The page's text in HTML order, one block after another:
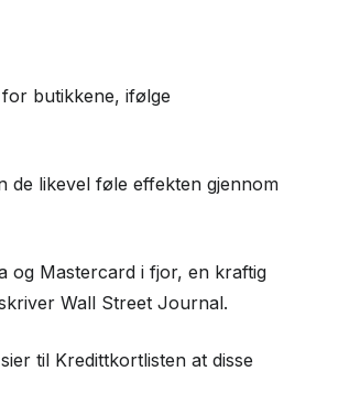
butikkene, ifølge
de likevel føle effekten gjennom
og Mastercard i fjor, en kraftig
Wall Street Journal.
til Kredittkortlisten at disse